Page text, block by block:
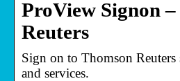
ProView Signon
Reuters
Sign on to Thomson
and services.